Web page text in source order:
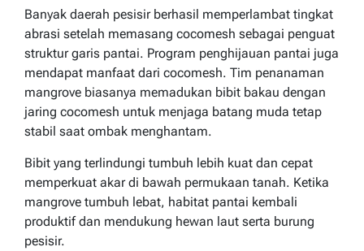
Banyak daerah pesisir berhasil memperlambat tingkat
abrasi setelah memasang cocomesh sebagai penguat
struktur garis pantai. Program penghijauan pantai juga
mendapat manfaat dari cocomesh. Tim penanaman
mangrove biasanya memadukan bibit bakau dengan
jaring cocomesh untuk menjaga batang muda tetap
stabil saat ombak menghantam.
Bibit yang terlindungi tumbuh lebih kuat dan cepat
memperkuat akar di bawah permukaan tanah. Ketika
mangrove tumbuh lebat, habitat pantai kembali
produktif dan mendukung hewan laut serta burung
pesisir.